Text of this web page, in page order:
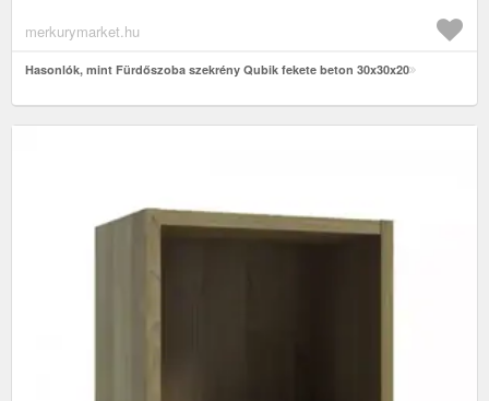
merkurymarket.hu
Hasonlók, mint Fürdőszoba szekrény Qubik fekete beton 30x30x20